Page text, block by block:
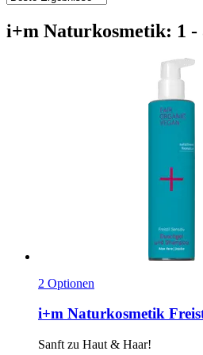
i+m Naturkosmetik: 1 -
2 Optionen
i+m Naturkosmetik
Sanft zu Haut & Haar!